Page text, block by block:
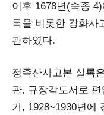
이후 1678년(숙종
록을 비롯한 강화사
관하였다.
정족산사고본 실록
관, 규장각도서로
가, 1928~1930년에